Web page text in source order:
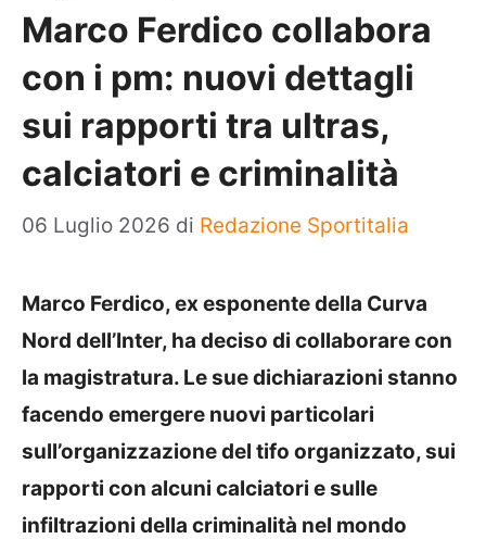
Marco Ferdico collabora
con i pm: nuovi dettagli
sui rapporti tra ultras,
calciatori e criminalità
06 Luglio 2026 di Redazione Sportitalia
Marco Ferdico, ex esponente della Curva
Nord dell’Inter, ha deciso di collaborare con
la magistratura. Le sue dichiarazioni stanno
facendo emergere nuovi particolari
sull’organizzazione del tifo organizzato, sui
rapporti con alcuni calciatori e sulle
infiltrazioni della criminalità nel mondo